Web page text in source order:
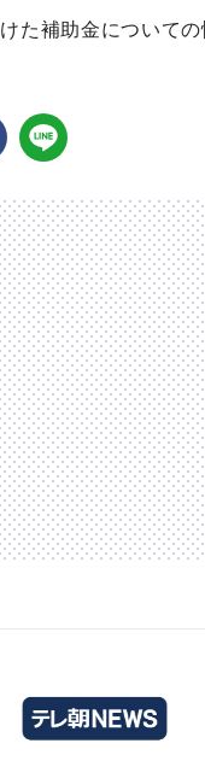
た補助金について